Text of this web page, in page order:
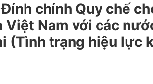
chính Quy chế
Nam với các
trạng hiệu lực